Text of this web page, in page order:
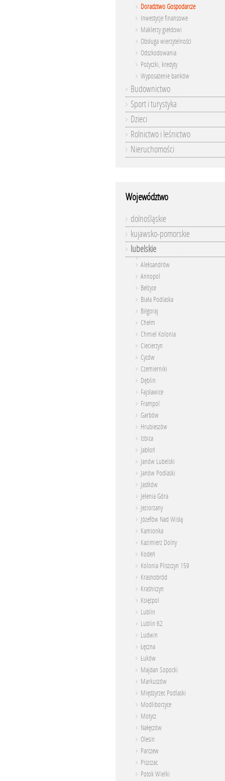
Doradztwo Gospodarcze
Inwestycje finansowe
Maklerzy giełdowi
Obsługa wierzytelności
Odszkodowania
Pożyczki, kredyty
Wyposażenie banków
Budownictwo
Sport i turystyka
Dzieci
Rolnictwo i leśnictwo
Nieruchomości
Województwo
dolnośląskie
kujawsko-pomorskie
lubelskie
Aleksandrów
Annopol
Bełżyce
Biała Podlaska
Biłgoraj
Chełm
Chmiel Kolonia
Ciecierzyn
Cyców
Czemierniki
Dęblin
Fajsławice
Frampol
Garbów
Hrubieszów
Izbica
Jabłoń
Janów Lubelski
Janów Podlaski
Jastków
Jelenia Góra
Jeziorzany
Józefów Nad Wisłą
Kamionka
Kazimierz Dolny
Kodeń
Kolonia Pliszczyn 159
Krasnobród
Kraśniczyn
Księżpol
Lublin
Lublin 62
Ludwin
Łęczna
Łuków
Majdan Sopocki
Markuszów
Międzyrzec Podlaski
Modliborzyce
Motycz
Nałęczów
Olesin
Parczew
Piszczac
Potok Wielki